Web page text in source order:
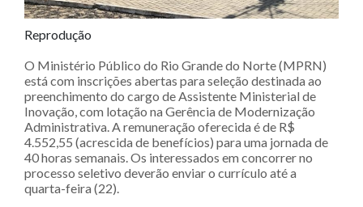
Reprodução
O Ministério Público do Rio Grande do Norte (MPRN)
está com inscrições abertas para seleção destinada ao
preenchimento do cargo de Assistente Ministerial de
Inovação, com lotação na Gerência de Modernização
Administrativa. A remuneração oferecida é de R$
4.552,55 (acrescida de benefícios) para uma jornada de
40 horas semanais. Os interessados em concorrer no
processo seletivo deverão enviar o currículo até a
quarta-feira (22).